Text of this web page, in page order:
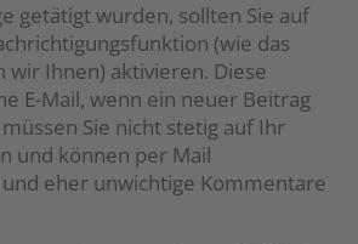
getätigt wurden, sollten Sie auf
(wie das
Ihnen) aktivieren. Diese
E-Mail, wenn ein neuer Beitrag
Sie nicht stetig auf Ihr
und können per Mail
eher unwichtige Kommentare